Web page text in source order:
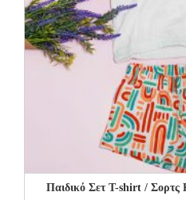
Παιδικό Σετ T-shirt /